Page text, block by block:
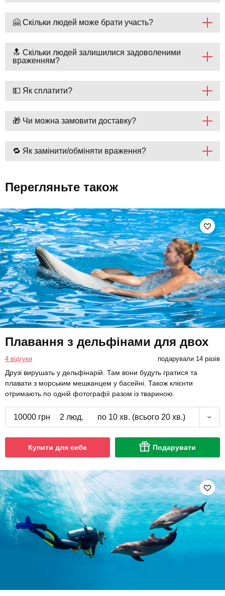
🤗 Скільки людей може брати участь?
🔝 Скільки людей залишилися задоволеними
враженням?
💵 Як сплатити?
🎁 Чи можна замовити доставку?
🔁 Як замінити/обміняти враження?
Перегляньте також
Плавання з дельфінами для двох
4 відгуки подарували 14 разів
Друзі вирушать у дельфінарій. Там вони будуть гратися та
плавати з морським мешканцем у басейні. Також клієнти
отримають по одній фотографії разом із твариною.
10000 грн 2 люд. по 10 хв. (всього 20 хв.)
Купити для себе Подарувати